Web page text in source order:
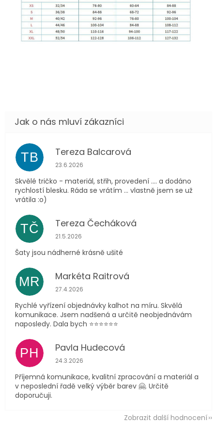
TB Tereza Balcarová
Hodnocení obchodu je 5 z 5 hvězdiček.
23.6.2026
Skvělé tričko - materiál, střih, provedení .... a dodáno
rychlostí blesku. Ráda se vrátím ... vlastně jsem se už
vrátila :o)
TČ Tereza Čecháková
Hodnocení obchodu je 5 z 5 hvězdiček.
21.5.2026
Šaty jsou nádherné krásně ušité
MR Markéta Raitrová
Hodnocení obchodu je 5 z 5 hvězdiček.
27.4.2026
Rychlé vyřízení objednávky kalhot na míru. Skvělá
komunikace. Jsem nadšená a určitě neobjednávám
naposledy. Dala bych ⭐️⭐️⭐️⭐️⭐️⭐️
PH Pavla Hudecová
Hodnocení obchodu je 5 z 5 hvězdiček.
24.3.2026
Příjemná komunikace, kvalitní zpracování a materiál a
v neposlední řadě velký výběr barev 🤗. Určitě
doporučuji.
Zobrazit další hodnocení